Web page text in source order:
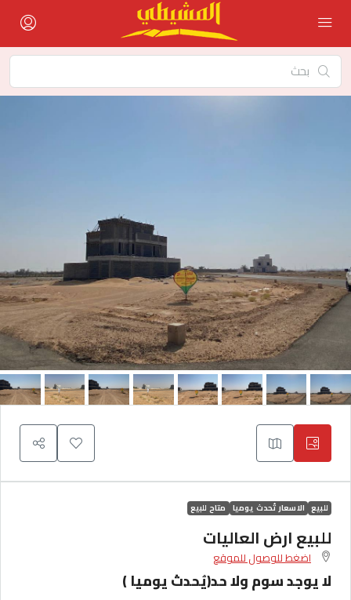
للبيع الاسعار تُحدث يوميا متاح للبيع
للبيع ارض العاليات
اضغط للوصول للموقع
لا يوجد سوم ولا حد(يُحدث يوميا )